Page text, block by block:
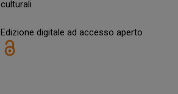
culturali
Edizione digitale ad accesso aperto